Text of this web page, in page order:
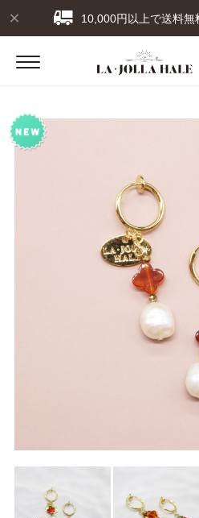
10,000円以上で送料